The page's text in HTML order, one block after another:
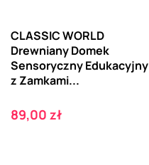
CLASSIC WORLD
Drewniany Domek
Sensoryczny Edukacyjny
z Zamkami...
Cena
89,00 zł